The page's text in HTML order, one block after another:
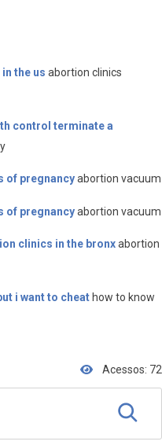
the us abortion clinics
control terminate a
of pregnancyabortion vacuum
of pregnancyabortion vacuum
clinics in the bronxabortion
i want to cheat how to know
Acessos: 72